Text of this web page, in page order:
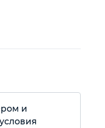
и